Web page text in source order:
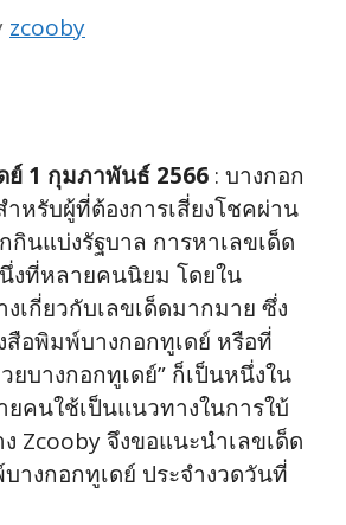
zcooby
ย์ 1 กุมภาพันธ์ 2566 : บางกอก
หรับผู้ที่ต้องการเสี่ยงโชคผ่าน
กินแบ่งรัฐบาล การหาเลขเด็ด
งที่หลายคนนิยม โดยใน
เกี่ยวกับเลขเด็ดมากมาย ซึ่ง
สือพิมพ์บางกอกทูเดย์ หรือที่
ยบางกอกทูเดย์” ก็เป็นหนึ่งใน
คนใช้เป็นแนวทางในการใบ้
Zcooby จึงขอแนะนำเลขเด็ด
างกอกทูเดย์ ประจำงวดวันที่